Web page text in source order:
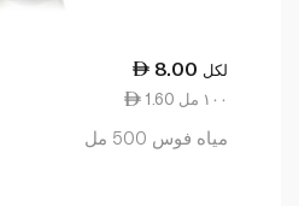
8.00 لكل
1.60 ١٠٠ مل
مياه فوس 500 مل